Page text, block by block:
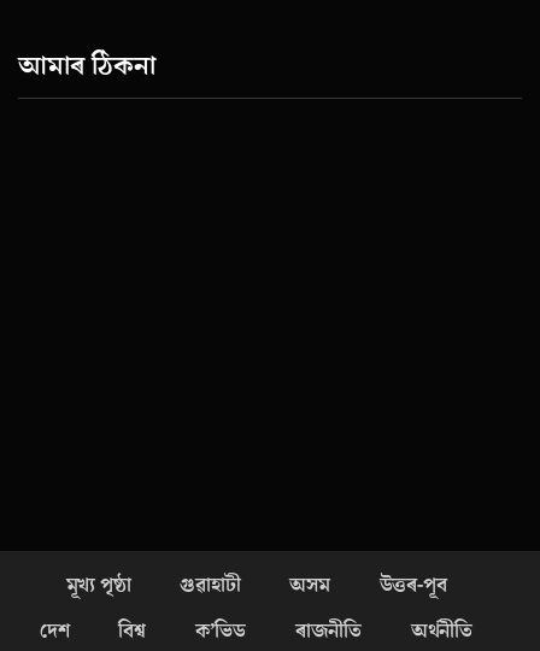
আমাৰ ঠিকনা
মূখ্য পৃষ্ঠা গুৱাহাটী অসম
উত্তৰ-পূব
দেশ
বিশ্ব ক’ভিড ৰাজনীতি অৰ্থনীতি